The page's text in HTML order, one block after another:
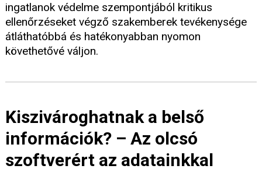
ingatlanok védelme szempontjából kritikus
ellenőrzéseket végző szakemberek tevékenysége
átláthatóbbá és hatékonyabban nyomon
követhetővé váljon.
Kiszivároghatnak a belső
információk? – Az olcsó
szoftverért az adatainkkal